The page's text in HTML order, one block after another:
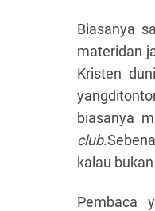
Biasanya
materidan
Kristen
biasanya
club
kalau
Pembaca